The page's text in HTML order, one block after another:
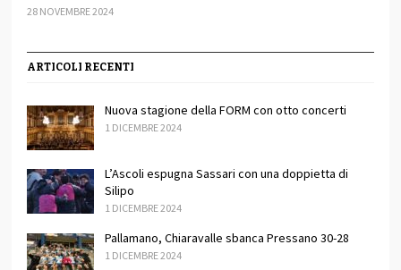
28 NOVEMBRE 2024
ARTICOLI RECENTI
Nuova stagione della FORM con otto concerti
1 DICEMBRE 2024
L’Ascoli espugna Sassari con una doppietta di
Silipo
1 DICEMBRE 2024
Pallamano, Chiaravalle sbanca Pressano 30-28
1 DICEMBRE 2024